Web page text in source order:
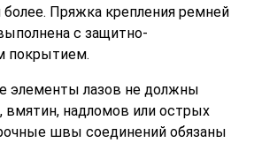
Пряжка крепления ремней
с защитно-
покрытием.
элементы лазов не должны
вмятин, надломов или острых
швы соединений обязаны